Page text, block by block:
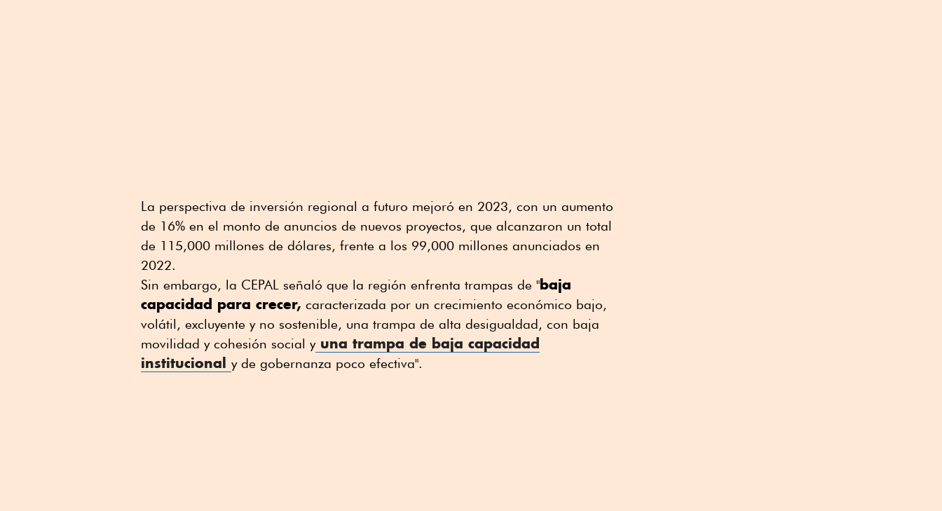
La perspectiva de inversión regional a futuro mejoró en 2023, con un aumento
de 16% en el monto de anuncios de nuevos proyectos, que alcanzaron un total
de 115,000 millones de dólares, frente a los 99,000 millones anunciados en
2022.
Sin embargo, la CEPAL señaló que la región enfrenta trampas de "baja
capacidad para crecer, caracterizada por un crecimiento económico bajo,
volátil, excluyente y no sostenible, una trampa de alta desigualdad, con baja
movilidad y cohesión social yuna trampa de baja capacidad
institucional y de gobernanza poco efectiva".